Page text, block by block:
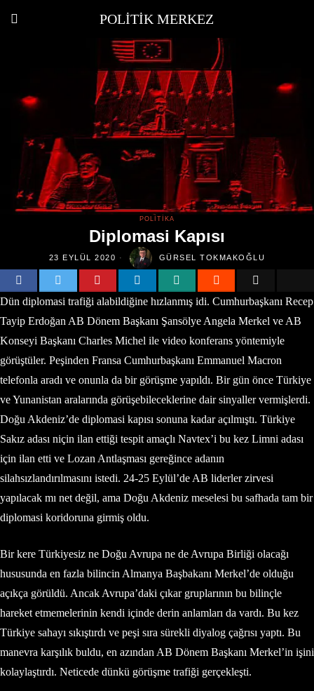
POLITIK MERKEZ
POLITIKA
Diplomasi Kapısı
23 EYLÜL 2020 GÜRSEL TOKMAKOĞLU
Dün diplomasi trafiği alabildiğine hızlanmış idi. Cumhurbaşkanı Recep
Tayip Erdoğan AB Dönem Başkanı Şansölye Angela Merkel ve AB
Konseyi Başkanı Charles Michel ile video konferans yöntemiyle
görüştüler. Peşinden Fransa Cumhurbaşkanı Emmanuel Macron
telefonla aradı ve onunla da bir görüşme yapıldı. Bir gün önce Türkiye
ve Yunanistan aralarında görüşebileceklerine dair sinyaller vermişlerdi.
Doğu Akdeniz’de diplomasi kapısı sonuna kadar açılmıştı. Türkiye
Sakız adası niçin ilan ettiği tespit amaçlı Navtex’i bu kez Limni adası
için ilan etti ve Lozan Antlaşması gereğince adanın
silahsızlandırılmasını istedi. 24-25 Eylül’de AB liderler zirvesi
yapılacak mı net değil, ama Doğu Akdeniz meselesi bu safhada tam bir
diplomasi koridoruna girmiş oldu.
Bir kere Türkiyesiz ne Doğu Avrupa ne de Avrupa Birliği olacağı
hususunda en fazla bilincin Almanya Başbakanı Merkel’de olduğu
açıkça görüldü. Ancak Avrupa’daki çıkar gruplarının bu bilinçle
hareket etmemelerinin kendi içinde derin anlamları da vardı. Bu kez
Türkiye sahayı sıkıştırdı ve peşi sıra sürekli diyalog çağrısı yaptı. Bu
manevra karşılık buldu, en azından AB Dönem Başkanı Merkel’in işini
kolaylaştırdı. Neticede dünkü görüşme trafiği gerçekleşti.